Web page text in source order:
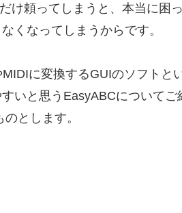
け頼ってしまうと、本当に困
くなってしまうからです。
に変換するGUIのソフトと
いと思うEasyABCについて
とします。